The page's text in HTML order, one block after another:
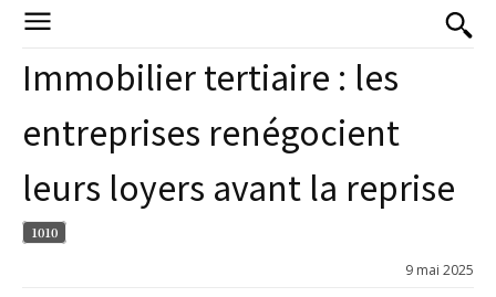
Immobilier tertiaire : les
entreprises renégocient
leurs loyers avant la reprise
1010
9 mai 2025